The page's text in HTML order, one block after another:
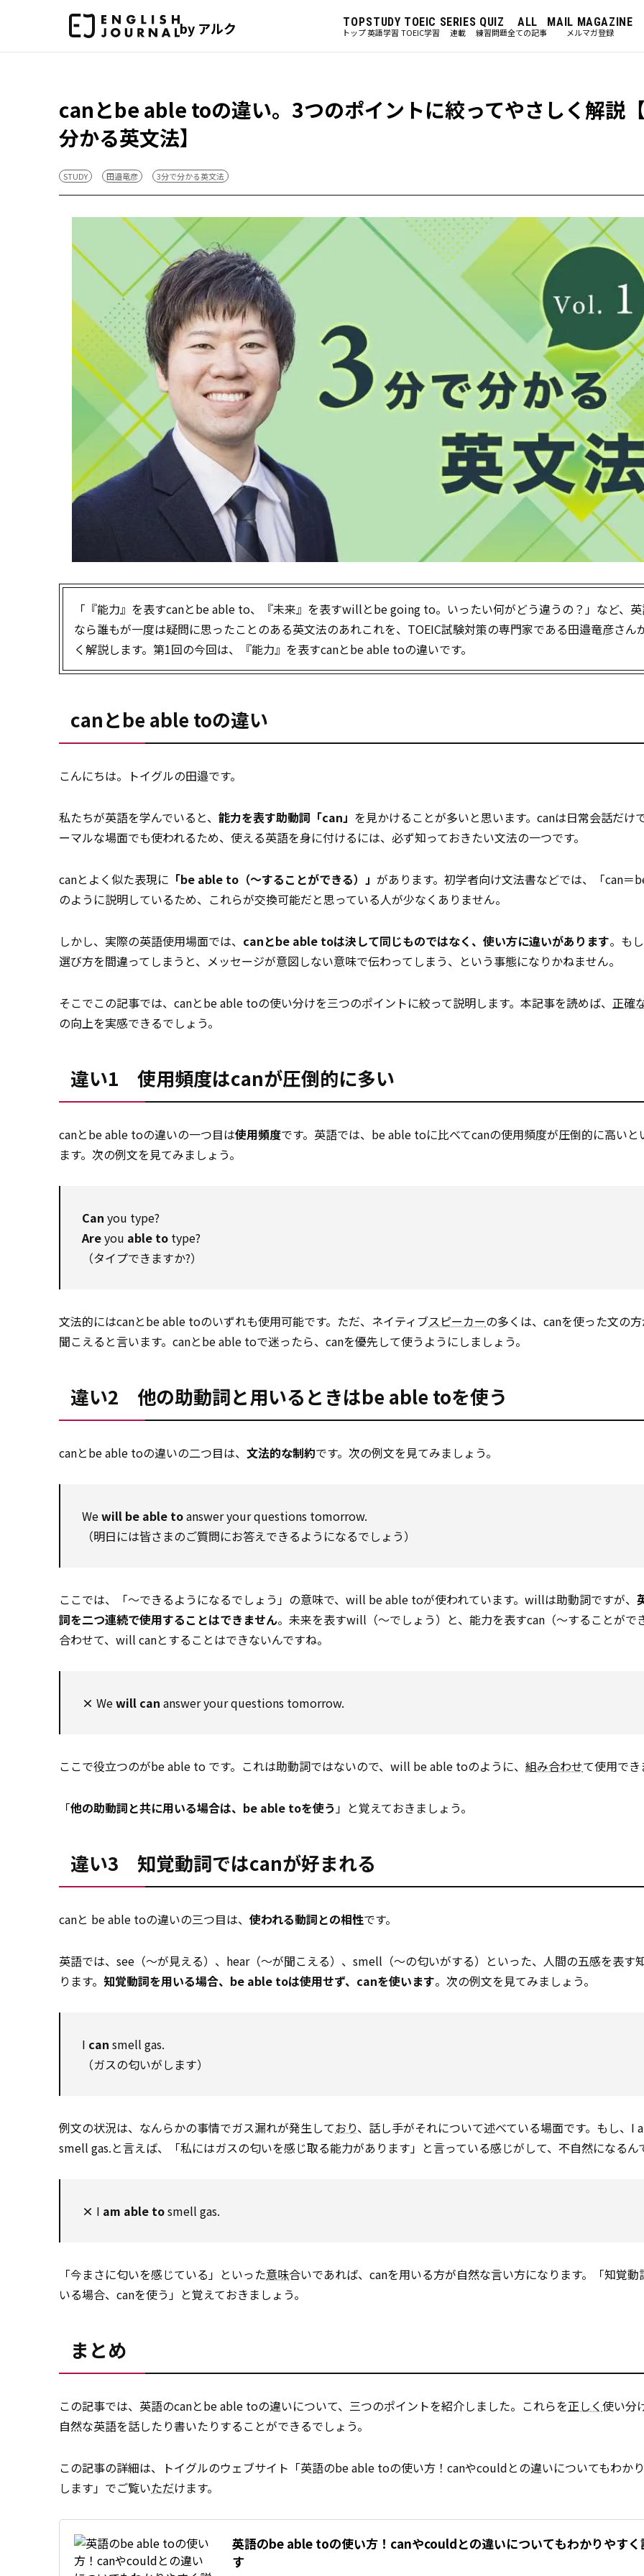
by アルク TOP
トップ
STUDY
英語学習
TOEIC
TOEIC学習
SERIES
連載
QUIZ
練習問題
ALL
全ての記事
MAIL MAGAZINE
メルマガ登録
canとbe able toの違い。3つのポイントに絞ってやさしく解説
分かる英文法】
STUDY 田邉竜彦 3分で分かる英文法
「『能力』を表すcanとbe able to、『未来』を表すwillとbe going to。いったい何がどう違うの？」など、
なら誰もが一度は疑問に思ったことのある英文法のあれこれを、TOEIC試験対策の専門家である田邉竜彦さん
く解説します。第1回の今回は、『能力』を表すcanとbe able toの違いです。
canとbe able toの違い
こんにちは。トイグルの田邉です。
私たちが英語を学んでいると、 能力を表す助動詞「can」 を見かけることが多いと思います。canは日常会話だけ
ーマルな場面でも使われるため、使える英語を身に付けるには、必ず知っておきたい文法の一つです。
canとよく似た表現に 「be able to（～することができる）」 があります。初学者向け文法書などでは、「can＝
のように説明しているため、これらが交換可能だと思っている人が少なくありません。
しかし、実際の英語使用場面では、 canとbe able toは決して同じものではなく、使い方に違いがあります。も
選び方を間違ってしまうと、メッセージが意図しない意味で伝わってしまう、という事態になりかねません。
そこでこの記事では、canとbe able toの使い分けを三つのポイントに絞って説明します。本記事を読めば、 正確
の向上を実感できるでしょう。
違い1 使用頻度はcanが圧倒的に多い
canとbe able toの違いの一つ目は使用頻度です。英語では、be able toに比べてcanの使用頻度が圧倒的に高いと
ます。次の例文を見てみましょう。
Can you type?
Areyou able to type?
（タイプできますか?）
文法的にはcanとbe able toのいずれも使用可能です。ただ、ネイティブスピーカーの多くは、canを使った文の
聞こえると言います。canとbe able toで迷ったら、canを優先して使うようにしましょう。
違い2 他の助動詞と用いるときはbe able toを使う
canとbe able toの違いの二つ目は、 文法的な制約です。次の例文を見てみましょう。
Wewill be able toanswer your questions tomorrow.
（明日には皆さまのご質問にお答えできるようになるでしょう）
ここでは、「～できるようになるでしょう」の意味で、will be able toが使われています。willは助動詞ですが、
詞を二つ連続で使用することはできません。未来を表すwill（～でしょう）と、能力を表すcan（～することがで
合わせて、will canとすることはできないんですね。
× Wewill can answer your questions tomorrow.
ここで役立つのがbe able to です。これは助動詞ではないので、will be able toのように、 組み合わせて使用でき
「他の助動詞と共に用いる場合は、be able toを使う」と覚えておきましょう。
違い3 知覚動詞ではcanが好まれる
canと be able toの違いの三つ目は、 使われる動詞との相性です。
英語では、see（～が見える）、hear（～が聞こえる）、smell（～の匂いがする）といった、人間の五感を表す
ります。 知覚動詞を用いる場合、be able toは使用せず、canを使います。次の例文を見てみましょう。
I can smell gas.
（ガスの匂いがします）
例文の状況は、なんらかの事情でガス漏れが発生しており、話し手がそれについて述べている場面です。もし、I
smell gas.と言えば、「私にはガスの匂いを感じ取る能力があります」と言っている感じがして、不自然になるん
× I am able tosmell gas.
「今まさに匂いを感じている」といった意味合いであれば、canを用いる方が自然な言い方になります。「知覚動
いる場合、canを使う」と覚えておきましょう。
まとめ
この記事では、英語のcanとbe able toの違いについて、三つのポイントを紹介しました。これらを正しく使い分
自然な英語を話したり書いたりすることができるでしょう。
この記事の詳細は、トイグルのウェブサイト「英語のbe able toの使い方！canやcouldとの違いについてもわか
します」でご覧いただけます。
英語のbe able toの使い方！canやcouldとの違いについてもわかりやすく
す